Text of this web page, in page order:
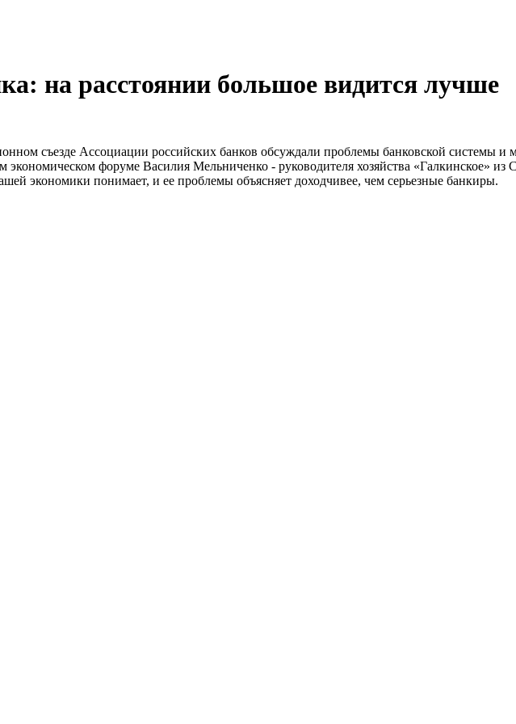
на расстоянии большое видится лучше
съезде Ассоциации российских банков обсуждали проблемы банковской системы и
форуме Василия Мельниченко - руководителя хозяйства «Галкинское»
экономики понимает, и ее проблемы объясняет доходчивее, чем серьезные банкиры.